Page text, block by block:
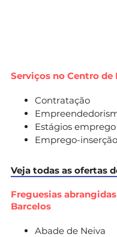
Serviços no Centro
Contratação
Estágios emprego
Emprego-inserção
Veja todas as ofertas
Freguesias
Barcelos
Abade de Neiva